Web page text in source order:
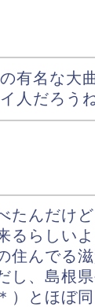
有名な大
人だろう
たんだけ
るらしい
住んでる
し、島根
）とほぼ